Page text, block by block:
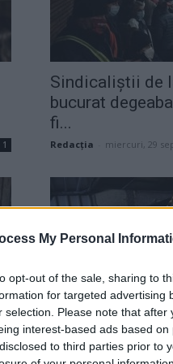
My Personal
opt-out of the sale, sharing to
for targeted advertising
selection. Please note that
interest-based ads based
to third parties prior to
1
Sindicaliștii de
bucurat
fi...
Redacţia miercuri, 29
Opt oameni ai
care s-au opus